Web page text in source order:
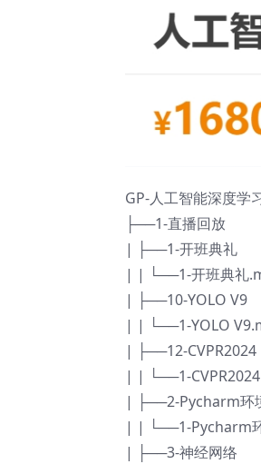
GP-人工智能深度学
├──1-直播回放
| ├──1-开班典礼
| | └──1-开班典礼
| ├──10-YOLO V9
| | └──1-YOLO
| ├──12-
| | └──1-
| ├──2-Pycharm环
| | └──1-Pycharm
| ├──3-神经网络